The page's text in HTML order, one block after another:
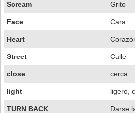
Scream Grito
Face Cara
Heart
Street Calle
close cerca
light ligero,
TURN BACK Darse